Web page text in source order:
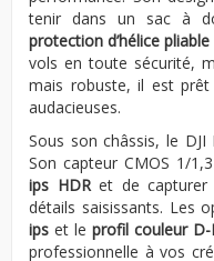
tenir dans un sac à
protection d’hélice
vols en toute sécurité,
mais robuste, il est
audacieuses.
Sous son châssis, le DJI
Son capteur CMOS 1/
ips HDRet de capturer
détails saisissants. Les
ips et leprofil couleur
professionnelle à vos